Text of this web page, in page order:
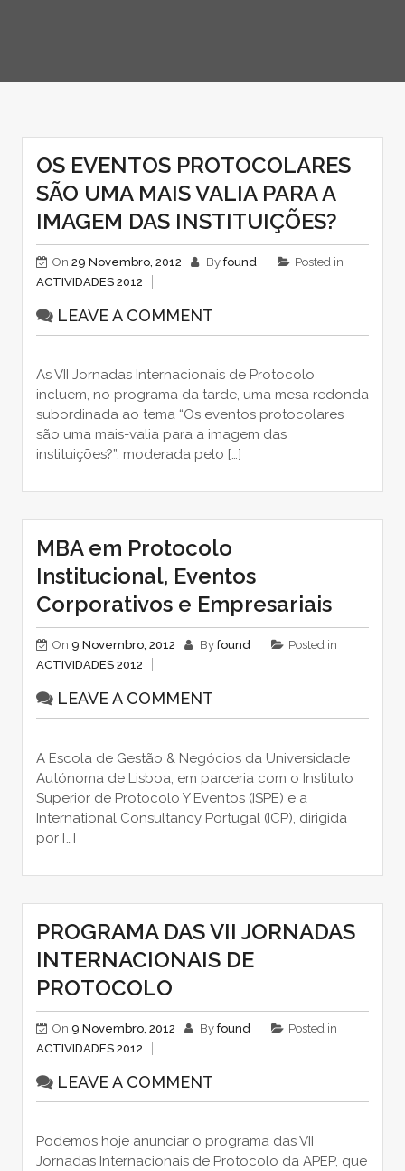
OS EVENTOS PROTOCOLARES
SÃO UMA MAIS VALIA PARA A
IMAGEM DAS INSTITUIÇÕES?
On 29 Novembro, 2012 By found
Posted in
ACTIVIDADES 2012
LEAVE A COMMENT
As VII Jornadas Internacionais de Protocolo
incluem, no programa da tarde, uma mesa redonda
subordinada ao tema “Os eventos protocolares
são uma mais-valia para a imagem das
instituições?”, moderada pelo […]
MBA em Protocolo
Institucional, Eventos
Corporativos e Empresariais
On 9 Novembro, 2012 By found
Posted in
ACTIVIDADES 2012
LEAVE A COMMENT
A Escola de Gestão & Negócios da Universidade
Autónoma de Lisboa, em parceria com o Instituto
Superior de Protocolo Y Eventos (ISPE) e a
International Consultancy Portugal (ICP), dirigida
por […]
PROGRAMA DAS VII JORNADAS
INTERNACIONAIS DE
PROTOCOLO
On 9 Novembro, 2012 By found
Posted in
ACTIVIDADES 2012
LEAVE A COMMENT
Podemos hoje anunciar o programa das VII
Jornadas Internacionais de Protocolo da APEP, que